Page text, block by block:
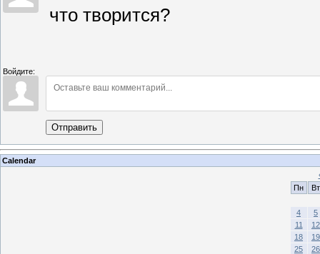
что творится?
Войдите:
Отправить
Calendar
Пн
Вт
4
5
11
12
18
19
25
26